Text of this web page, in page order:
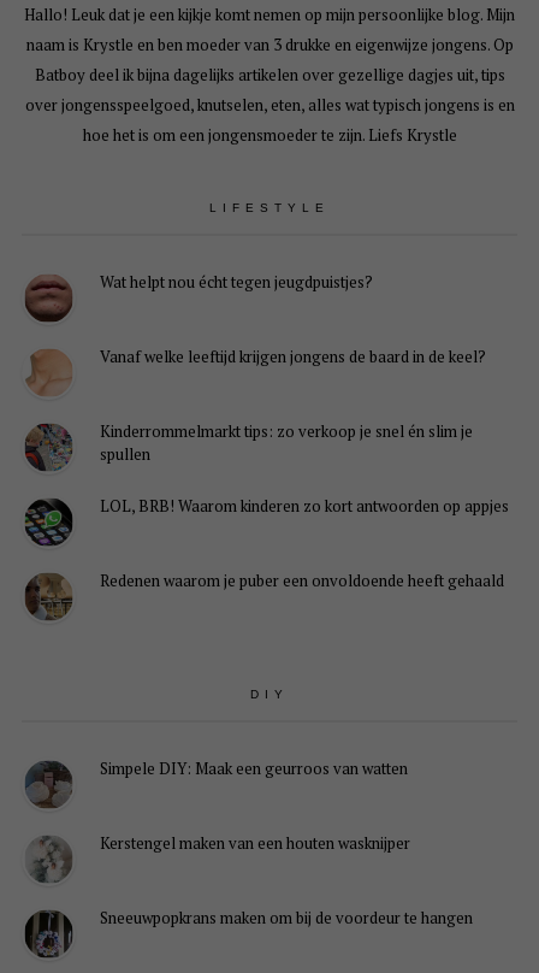
Hallo! Leuk dat je een kijkje komt nemen op mijn persoonlijke blog. Mijn
naam is Krystle en ben moeder van 3 drukke en eigenwijze jongens. Op
Batboy deel ik bijna dagelijks artikelen over gezellige dagjes uit, tips
over jongensspeelgoed, knutselen, eten, alles wat typisch jongens is en
hoe het is om een jongensmoeder te zijn. Liefs Krystle
LIFESTYLE
Wat helpt nou écht tegen jeugdpuistjes?
Vanaf welke leeftijd krijgen jongens de baard in de keel?
Kinderrommelmarkt tips: zo verkoop je snel én slim je
spullen
LOL, BRB! Waarom kinderen zo kort antwoorden op appjes
Redenen waarom je puber een onvoldoende heeft gehaald
DIY
Simpele DIY: Maak een geurroos van watten
Kerstengel maken van een houten wasknijper
Sneeuwpopkrans maken om bij de voordeur te hangen